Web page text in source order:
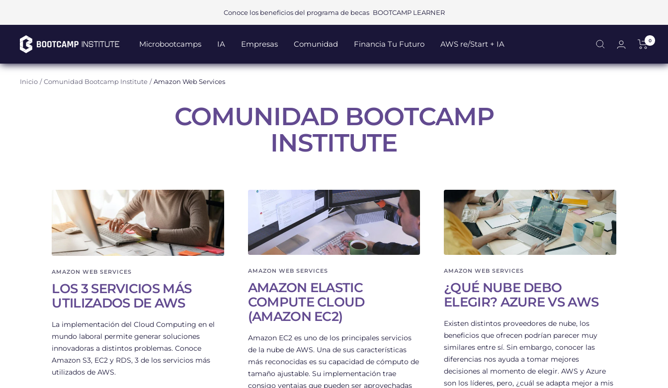
Conoce los beneficios del programa de becas BOOTCAMP LEARNER
Microbootcamps IA Empresas Comunidad Financia Tu Futuro AWS re/Start + IA
Bootcamp
Institute
SAPI
de
0
Inicio Comunidad Bootcamp Institute Amazon Web Services
COMUNIDAD BOOTCAMP
INSTITUTE
AMAZON WEB SERVICES
LOS 3 SERVICIOS MÁS
UTILIZADOS DE AWS
La implementación del Cloud Computing en el
mundo laboral permite generar soluciones
innovadoras a distintos problemas. Conoce
Amazon S3, EC2 y RDS, 3 de los servicios más
utilizados de AWS.
AMAZON WEB SERVICES
AMAZON ELASTIC
COMPUTE CLOUD
(AMAZON EC2)
Amazon EC2 es uno de los principales servicios
de la nube de AWS. Una de sus características
más reconocidas es su capacidad de cómputo de
tamaño ajustable. Su implementación trae
consigo ventajas que pueden ser aprovechadas
AMAZON WEB SERVICES
¿QUÉ NUBE DEBO
ELEGIR? AZURE VS AWS
Existen distintos proveedores de nube, los
beneficios que ofrecen podrían parecer muy
similares entre sí. Sin embargo, conocer las
diferencias nos ayuda a tomar mejores
decisiones al momento de elegir. AWS y Azure
son los líderes, pero, ¿cuál se adapta mejor a mis